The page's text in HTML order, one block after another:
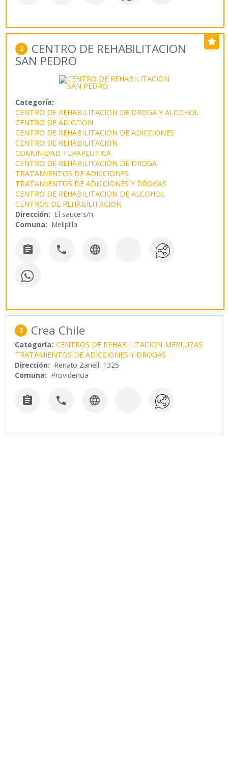
2 CENTRO DE REHABILITACION
SAN PEDRO
Categoría:
CENTRO DE REHABILITACION DE DROGA Y ALCOHOL
CENTRO DE ADICCION
CENTRO DE REHABILITACION DE ADICCIONES
CENTRO DE REHABILITACION
COMUNIDAD TERAPEUTICA
CENTRO DE REHABILITACION DE DROGA
TRATAMIENTOS DE ADICCIONES
TRATAMIENTOS DE ADICCIONES Y DROGAS
CENTRO DE REHABILITACION DE ALCOHOL
CENTROS DE REHABILITACION
Dirección: El sauce s/n
Comuna: Melipilla
  
3 Crea Chile
Categoría: CENTROS DE REHABILITACION MERLUZAS
TRATAMIENTOS DE ADICCIONES Y DROGAS
Dirección: Renato Zanelli 1325
Comuna: Providencia
  